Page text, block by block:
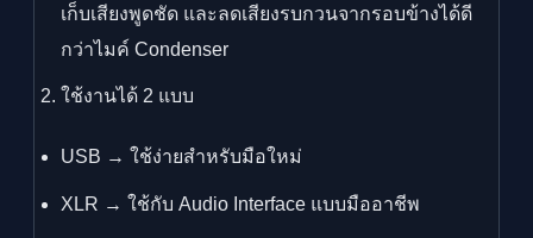
เก็บเสียงพูดชัด และลดเสียงรบกวนจากรอบข้างได้ดี
กว่าไมค์ Condenser
ใช้งานได้ 2 แบบ
USB → ใช้ง่ายสำหรับมือใหม่
XLR → ใช้กับ Audio Interface แบบมืออาชีพ